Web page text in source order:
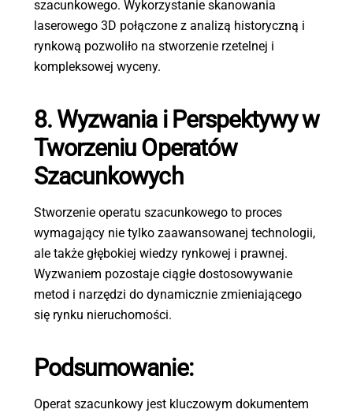
szacunkowego. Wykorzystanie skanowania
laserowego 3D połączone z analizą historyczną i
rynkową pozwoliło na stworzenie rzetelnej i
kompleksowej wyceny.
8. Wyzwania i Perspektywy w
Tworzeniu Operatów
Szacunkowych
Stworzenie operatu szacunkowego to proces
wymagający nie tylko zaawansowanej technologii,
ale także głębokiej wiedzy rynkowej i prawnej.
Wyzwaniem pozostaje ciągłe dostosowywanie
metod i narzędzi do dynamicznie zmieniającego
się rynku nieruchomości.
Podsumowanie:
Operat szacunkowy jest kluczowym dokumentem